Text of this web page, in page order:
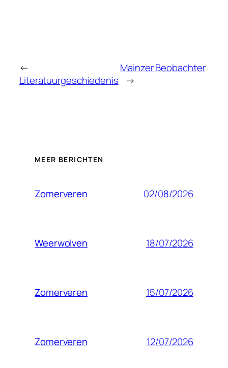
←
Literatuurgeschiedenis
Mainzer Beobachter
→
MEER BERICHTEN
Zomerveren 02/08/2026
Weerwolven 18/07/2026
Zomerveren 15/07/2026
Zomerveren 12/07/2026